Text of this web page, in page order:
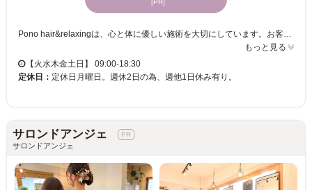
[PR]
Pono hair&relaxingは、心と体に優しい施術を大切にしています。お客様に合った安心安全な剤を使用し、自然派志向の方におすすめです。カラーやヘッドスパに使う製品はすべてオーガニックで、肌や髪に優しい素材を厳選。大人の魅力を引き立てる場として、多くのエレガントな女性にご利用いただいております。お子様連れも歓迎、個室完備のプライベートサロンで、穏やかな時間をお過ごしください。縮毛矯正が得意なスタイリストが、魅力を最大限に引き出します。安心して通える居心地の良さも魅力です。ぜひ、Pono hair&relaxingで贅沢なサロンタイムを体験してください。
もっと見る
【火水木金土日】 09:00-18:30
定休日： 定休日月曜日。週休2日の為、週他1日休み有り。
サロンドアンジェ
サロンドアンジェ